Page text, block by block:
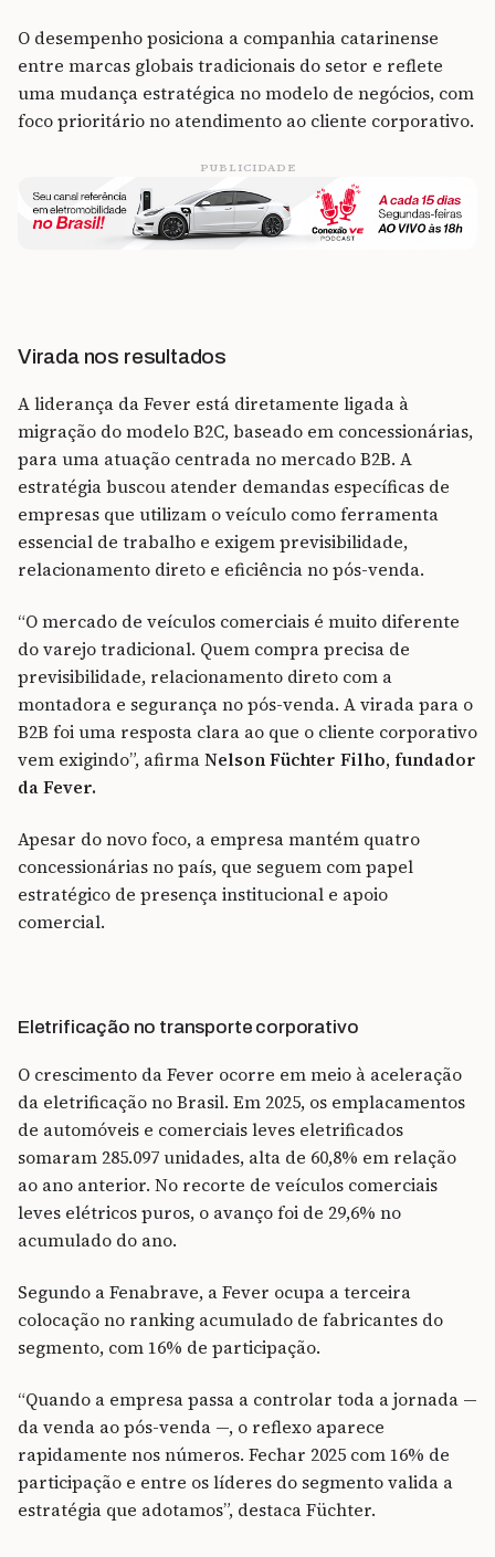
O desempenho posiciona a companhia catarinense
entre marcas globais tradicionais do setor e reflete
uma mudança estratégica no modelo de negócios, com
foco prioritário no atendimento ao cliente corporativo.
PUBLICIDADE
Virada nos resultados
A liderança da Fever está diretamente ligada à
migração do modelo B2C, baseado em concessionárias,
para uma atuação centrada no mercado B2B. A
estratégia buscou atender demandas específicas de
empresas que utilizam o veículo como ferramenta
essencial de trabalho e exigem previsibilidade,
relacionamento direto e eficiência no pós-venda.
“O mercado de veículos comerciais é muito diferente
do varejo tradicional. Quem compra precisa de
previsibilidade, relacionamento direto com a
montadora e segurança no pós-venda. A virada para o
B2B foi uma resposta clara ao que o cliente corporativo
vem exigindo”, afirmaNelson Füchter Filho, fundador
da Fever.
Apesar do novo foco, a empresa mantém quatro
concessionárias no país, que seguem com papel
estratégico de presença institucional e apoio
comercial.
Eletrificação no transporte corporativo
O crescimento da Fever ocorre em meio à aceleração
da eletrificação no Brasil. Em 2025, os emplacamentos
de automóveis e comerciais leves eletrificados
somaram 285.097 unidades, alta de 60,8% em relação
ao ano anterior. No recorte de veículos comerciais
leves elétricos puros, o avanço foi de 29,6% no
acumulado do ano.
Segundo a Fenabrave, a Fever ocupa a terceira
colocação no ranking acumulado de fabricantes do
segmento, com 16% de participação.
“Quando a empresa passa a controlar toda a jornada —
da venda ao pós-venda —, o reflexo aparece
rapidamente nos números. Fechar 2025 com 16% de
participação e entre os líderes do segmento valida a
estratégia que adotamos”, destaca Füchter.